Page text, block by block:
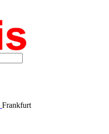
Frankfurt